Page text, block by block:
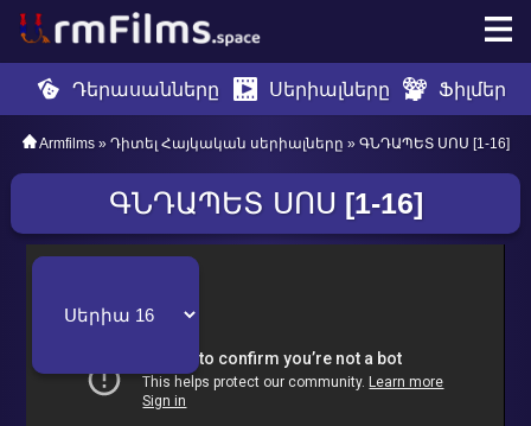
Դերասանները Սերիալները Ֆիլմեր
Armfilms » Դիտել Հայկական սերիալները » ԳՆԴԱՊԵՏ ՍՈՍ [1-16]
ԳՆԴԱՊԵՏ ՍՈՍ [1-16]